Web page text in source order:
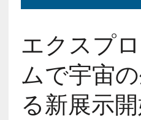
エクスプ
ムで宇宙
る新展示